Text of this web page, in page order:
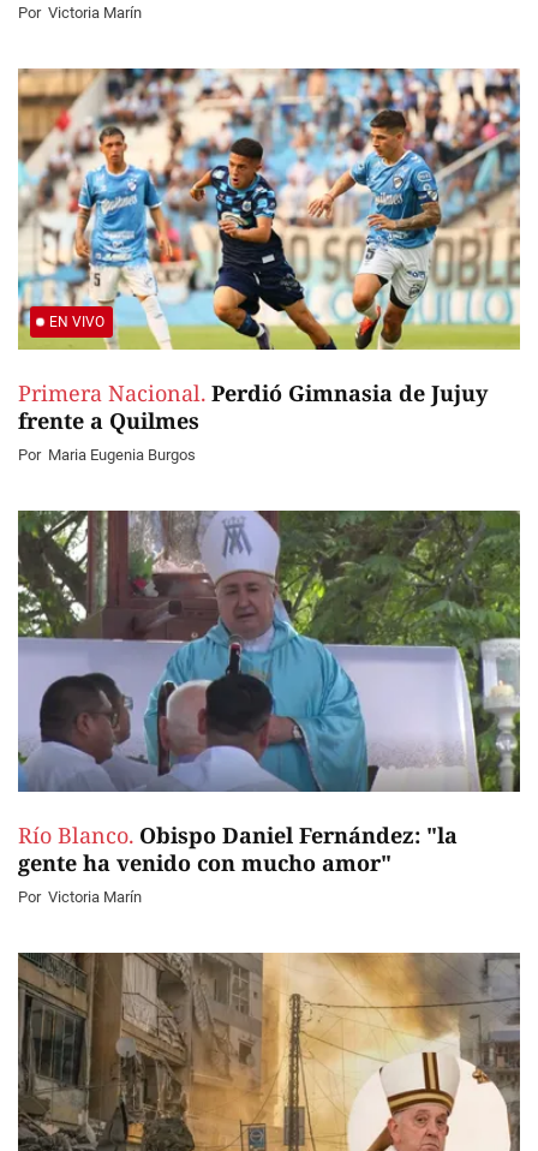
Por Victoria Marín
EN VIVO
Primera Nacional. Perdió Gimnasia de Jujuy
frente a Quilmes
Por Maria Eugenia Burgos
Río Blanco. Obispo Daniel Fernández: "la
gente ha venido con mucho amor"
Por Victoria Marín